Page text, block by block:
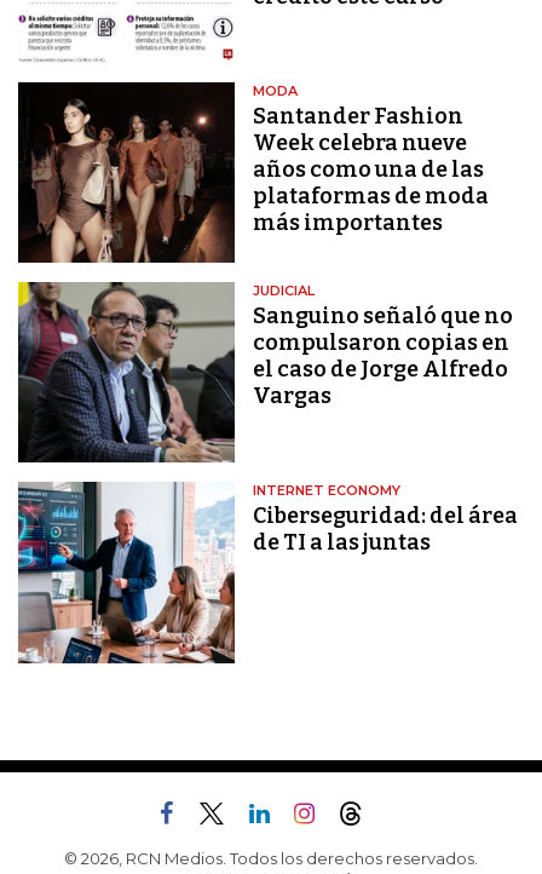
MODA
Santander Fashion
Week celebra nueve
años como una de las
plataformas de moda
más importantes
JUDICIAL
Sanguino señaló que no
compulsaron copias en
el caso de Jorge Alfredo
Vargas
INTERNET ECONOMY
Ciberseguridad: del área
de TI a las juntas
© 2026, RCN Medios. Todos los derechos reservados.